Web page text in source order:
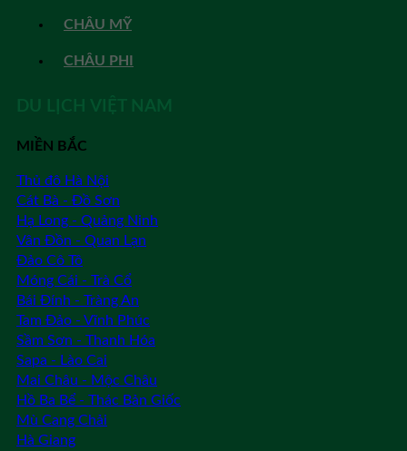
CHÂU MỸ
CHÂU PHI
DU LỊCH VIỆT NAM
MIỀN BẮC
Thủ đô Hà Nội
Cát Bà - Đồ Sơn
Hạ Long - Quảng Ninh
Vân Đồn - Quan Lạn
Đảo Cô Tô
Móng Cái - Trà Cổ
Bái Đính - Tràng An
Tam Đảo - Vĩnh Phúc
Sầm Sơn - Thanh Hóa
Sapa - Lào Cai
Mai Châu - Mộc Châu
Hồ Ba Bể - Thác Bản Giốc
Mù Cang Chải
Hà Giang